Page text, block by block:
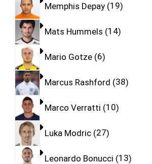
Memphis Depay 19
Mats Hummels 14
Mario Gotze 6
Marcus Rashford 38
Marco Verratti 10
Luka Modric 27
Leonardo Bonucci 13